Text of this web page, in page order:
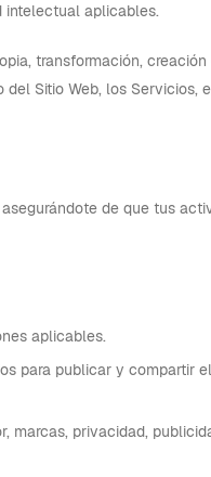
intelectual aplicables.
transformación, creación
Sitio Web, los Servicios,
de que tus
aplicables.
para publicar y compartir
marcas, privacidad,